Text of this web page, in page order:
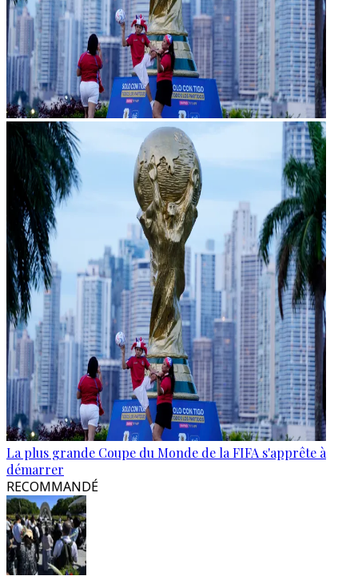
La plus grande Coupe du Monde de la FIFA s'apprête à
démarrer
RECOMMANDÉ